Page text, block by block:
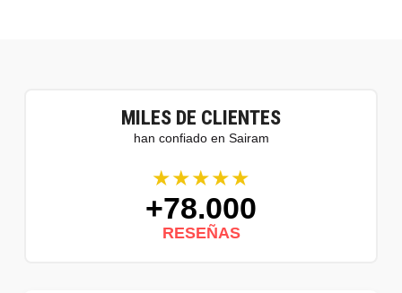
MILES DE CLIENTES
han confiado en Sairam
★★★★★
+78.000
RESEÑAS